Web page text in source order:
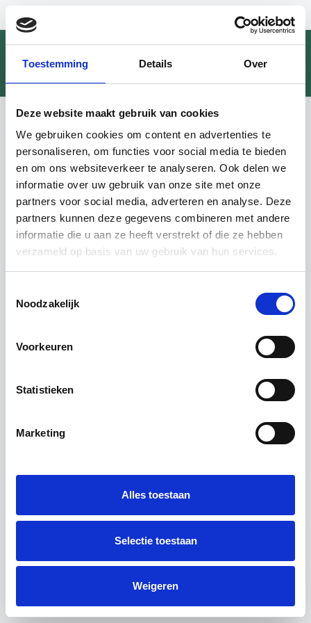
Toestemming Details Over
Deze website maakt gebruik van cookies
We gebruiken cookies om content en advertenties te
personaliseren, om functies voor social media te bieden
en om ons websiteverkeer te analyseren. Ook delen we
informatie over uw gebruik van onze site met onze
partners voor social media, adverteren en analyse. Deze
partners kunnen deze gegevens combineren met andere
informatie die u aan ze heeft verstrekt of die ze hebben
verzameld op basis van uw gebruik van hun services.
Noodzakelijk
Voorkeuren
Statistieken
Marketing
Alles toestaan
Selectie toestaan
Weigeren
V-test® | Energiecontracten
vergelijken
1. Zoek een contract voor
Plaats
Selecteer een postcode
PlaatsMijn woning
Mijn onderneming
Energietype
Gas